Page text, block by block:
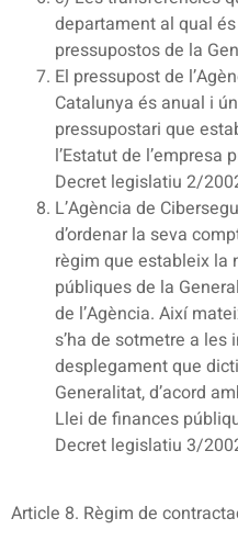
departament al qual
pressupostos de la
El pressupost de
Catalunya és anual i
pressupostari que
l’Estatut de
Decret legislatiu 2/
L’Agència de
d’ordenar la seva
règim que estableix la
públiques de la
de l’Agència. Així
s’ha de sotmetre a
desplegament que
Generalitat, d’acord
Llei de finances
Decret legislatiu 3/
Article 8. Règim de